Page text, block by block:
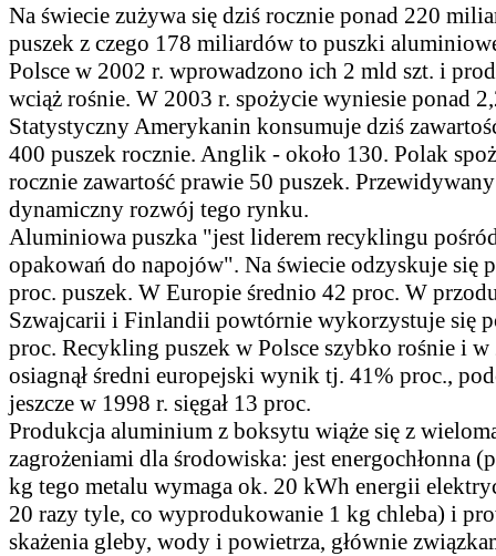
Na świecie zużywa się dziś rocznie ponad 220
puszek z czego 178 miliardów to puszki
Polsce w 2002 r. wprowadzono ich 2 mld szt. i
wciąż rośnie. W 2003 r. spożycie wyniesie ponad
Statystyczny Amerykanin konsumuje dziś
400 puszek rocznie. Anglik - około 130. Polak
rocznie zawartość prawie 50 puszek.
dynamiczny rozwój tego rynku.
Aluminiowa puszka "jest liderem recyklingu
opakowań do napojów". Na świecie odzyskuje się
proc. puszek. W Europie średnio 42 proc. W
Szwajcarii i Finlandii powtórnie wykorzystuje się
proc. Recykling puszek w Polsce szybko rośnie i w
osiagnął średni europejski wynik tj. 41% proc.,
jeszcze w 1998 r. sięgał 13 proc.
Produkcja aluminium z boksytu wiąże się z
zagrożeniami dla środowiska: jest energochłonna
kg tego metalu wymaga ok. 20 kWh energii
20 razy tyle, co wyprodukowanie 1 kg chleba) i
skażenia gleby, wody i powietrza, głównie